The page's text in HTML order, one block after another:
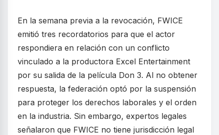
En la semana previa a la revocación, FWICE
emitió tres recordatorios para que el actor
respondiera en relación con un conflicto
vinculado a la productora Excel Entertainment
por su salida de la película Don 3. Al no obtener
respuesta, la federación optó por la suspensión
para proteger los derechos laborales y el orden
en la industria. Sin embargo, expertos legales
señalaron que FWICE no tiene jurisdicción legal